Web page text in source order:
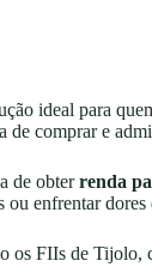
ideal para
de comprar e
de obterrenda
enfrentar
os FIIs de Tijolo,